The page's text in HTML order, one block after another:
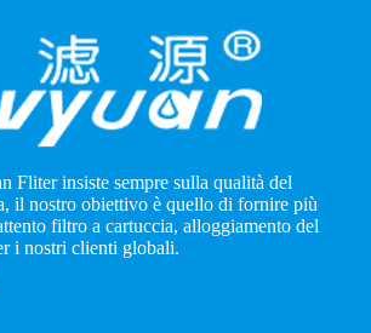
Fliter insiste sempre sulla qualità del
il nostro obiettivo è quello di fornire più
filtro a cartuccia, alloggiamento del
i nostri clienti globali.